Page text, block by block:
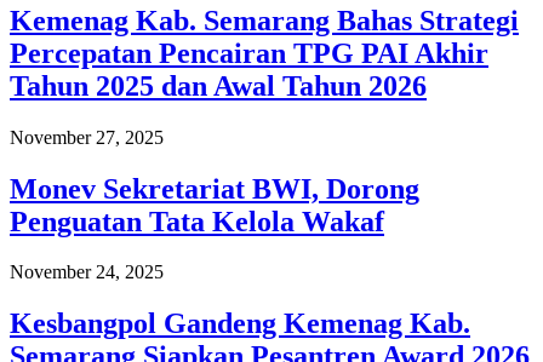
Kemenag Kab. Semarang Bahas Strategi
Percepatan Pencairan TPG PAI Akhir
Tahun 2025 dan Awal Tahun 2026
November 27, 2025
Monev Sekretariat BWI, Dorong
Penguatan Tata Kelola Wakaf
November 24, 2025
Kesbangpol Gandeng Kemenag Kab.